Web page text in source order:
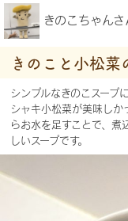
きのこちゃん
きのこと小松菜
シンプルなきのこスープ
シャキ小松菜が美味しか
らお水を足すことで、煮
しいスープです。